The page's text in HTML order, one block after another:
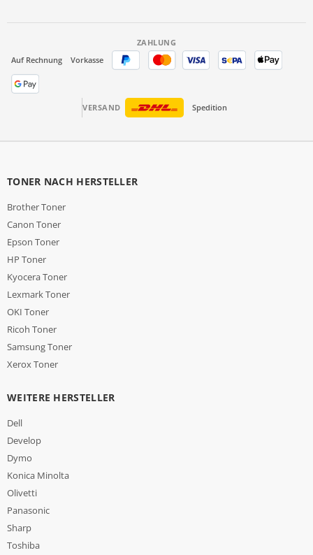
ZAHLUNG
Auf Rechnung
Vorkasse
VERSAND Spedition
TONER NACH HERSTELLER
Brother Toner
Canon Toner
Epson Toner
HP Toner
Kyocera Toner
Lexmark Toner
OKI Toner
Ricoh Toner
Samsung Toner
Xerox Toner
WEITERE HERSTELLER
Dell
Develop
Dymo
Konica Minolta
Olivetti
Panasonic
Sharp
Toshiba